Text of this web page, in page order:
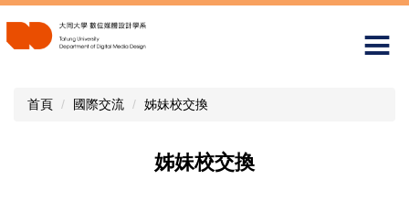
主
首頁 國際交流 姊妹校交換
姊妹校交換